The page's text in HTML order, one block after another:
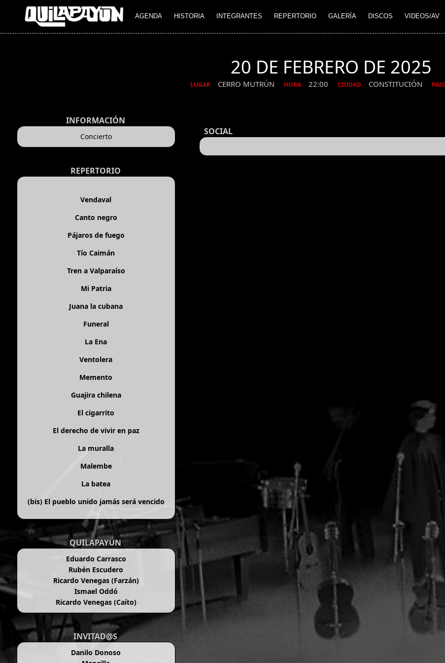
AGENDA HISTORIA INTEGRANTES REPERTORIO GALERÍA DISCOS VIDEOS/AV
20 DE FEBRERO DE 2025
LUGAR CERRO MUTRÚN HORA 22:00 CIUDAD CONSTITUCIÓN PAIS
INFORMACIÓN
Concierto
REPERTORIO
Vendaval
Canto negro
Pájaros de fuego
Tío Caimán
Tren a Valparaíso
Mi Patria
Juana la cubana
Funeral
La Ena
Ventolera
Memento
Guajira chilena
El cigarrito
El derecho de vivir en paz
La muralla
Malembe
La batea
(bis) El pueblo unido jamás será vencido
QUILAPAYÚN
Eduardo Carrasco
Rubén Escudero
Ricardo Venegas (Farzán)
Ismael Oddó
Ricardo Venegas (Caíto)
INVITAD@S
Danilo Donoso
SOCIAL